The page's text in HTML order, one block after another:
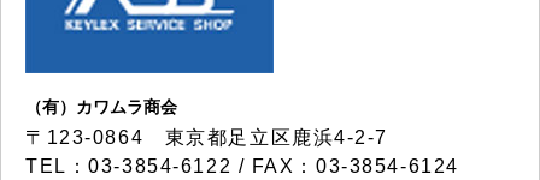
（有）カワムラ商会
〒123-0864 東京都足立区鹿浜4-2-7
TEL：03-3854-6122 / FAX：03-3854-6124